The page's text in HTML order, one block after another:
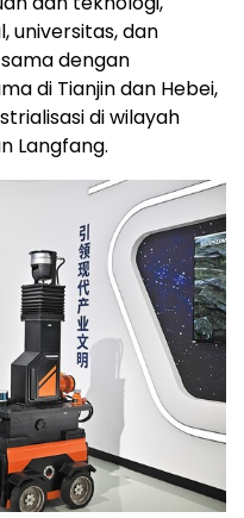
universitas, dan
dengan
di Tianjin dan Hebei,
di wilayah
Langfang.